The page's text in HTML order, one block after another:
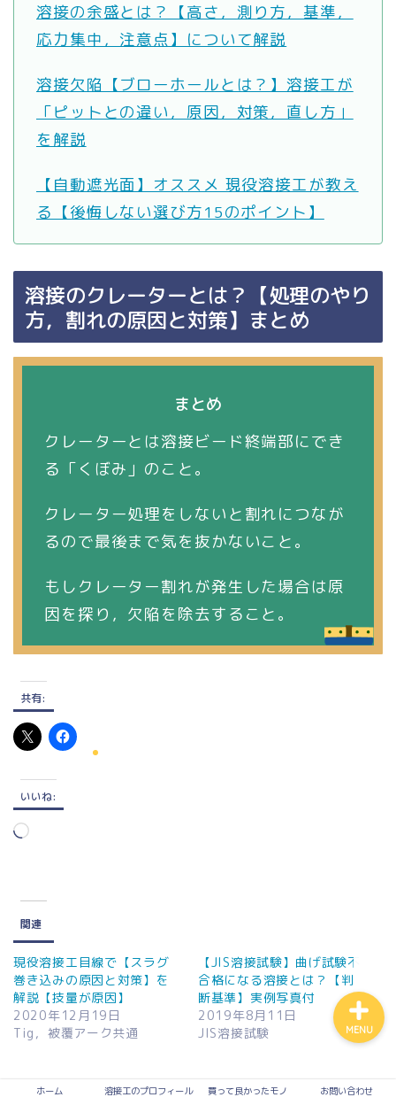
溶接の余盛とは？【高さ，測り方，基準，
応力集中，注意点】について解説
溶接欠陥【ブローホールとは？】溶接工が
「ピットとの違い，原因，対策，直し方」
を解説
【自動遮光面】オススメ 現役溶接工が教え
る【後悔しない選び方15のポイント】
溶接のクレーターとは？【処理のやり
方，割れの原因と対策】まとめ
まとめ
クレーターとは溶接ビード終端部にでき
る「くぼみ」のこと。
クレーター処理をしないと割れにつなが
るので最後まで気を抜かないこと。
もしクレーター割れが発生した場合は原
因を探り，欠陥を除去すること。
共有:
いいね:
読
み
中…
関連
現役溶接工目線で【スラグ
巻き込みの原因と対策】を
解説【技量が原因】
2020年12月19日
Tig，被覆アーク共通
【JIS溶接試験】曲げ試験不
合格になる溶接とは？【判
断基準】実例写真付
2019年8月11日
JIS溶接試験
カテゴリー【溶接】おすす
ホーム 溶接工のプロフィール 買って良かったモノ お問い合わせ
MENU